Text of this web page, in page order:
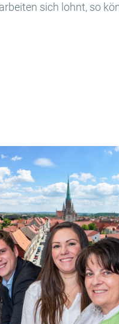
sich lohnt, so